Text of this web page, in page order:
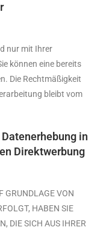
nur mit Ihrer
können eine bereits
Die Rechtmäßigkeit
bleibt vom
in
Direktwerbung
GRUNDLAGE VON
HABEN SIE
DIE SICH AUS IHRER